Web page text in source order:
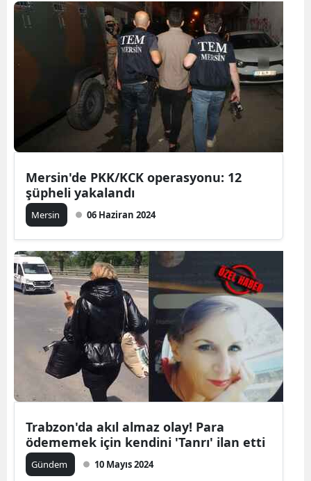
Kayseri
Kırklareli
Kırşehir
Mardin
Muğla
Nevşehir
Niğde
Rize
Mersin'de PKK/KCK operasyonu: 12
şüpheli yakalandı
Mersin 06 Haziran 2024
Trabzon'da akıl almaz olay! Para
ödememek için kendini 'Tanrı' ilan etti
Gündem 10 Mayıs 2024